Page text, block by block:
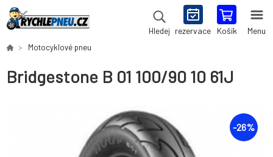
Hledej rezervace Košík Menu
Motocyklové pneu
Bridgestone B 01 100/90 10 61J
-26%